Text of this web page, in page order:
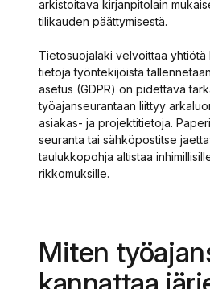
arkistoitava kirjanpitolain
tilikauden päättymisestä.
Tietosuojalaki velvoittaa yhtiötä
tietoja työntekijöistä
asetus (GDPR) on pidettävä
työajanseurantaan liittyy
asiakas- ja projektitietoja.
seuranta tai sähköpostitse
taulukkopohja altistaa
rikkomuksille.
Miten